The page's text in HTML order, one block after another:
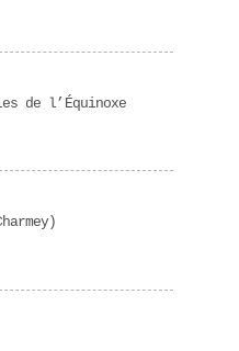
de l’Équinoxe